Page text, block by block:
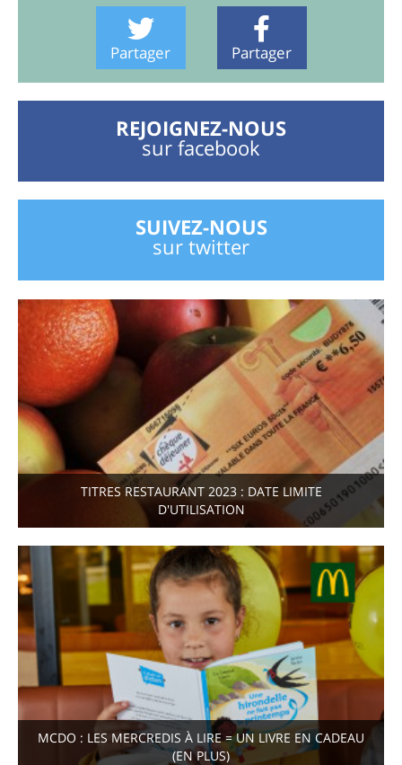
Partager Partager
REJOIGNEZ-NOUS
sur facebook
SUIVEZ-NOUS
sur twitter
TITRES RESTAURANT 2023 : DATE LIMITE
D'UTILISATION
MCDO : LES MERCREDIS À LIRE = UN LIVRE EN CADEAU
(EN PLUS)